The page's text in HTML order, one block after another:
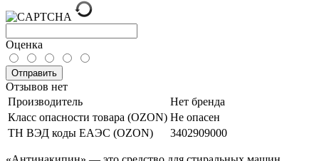
Оценка
Отправить
Отзывов нет
Производитель
Нет бренда
Класс опасности товара (OZON) Не опасен
ТН ВЭД коды ЕАЭС (OZON)
3402909000